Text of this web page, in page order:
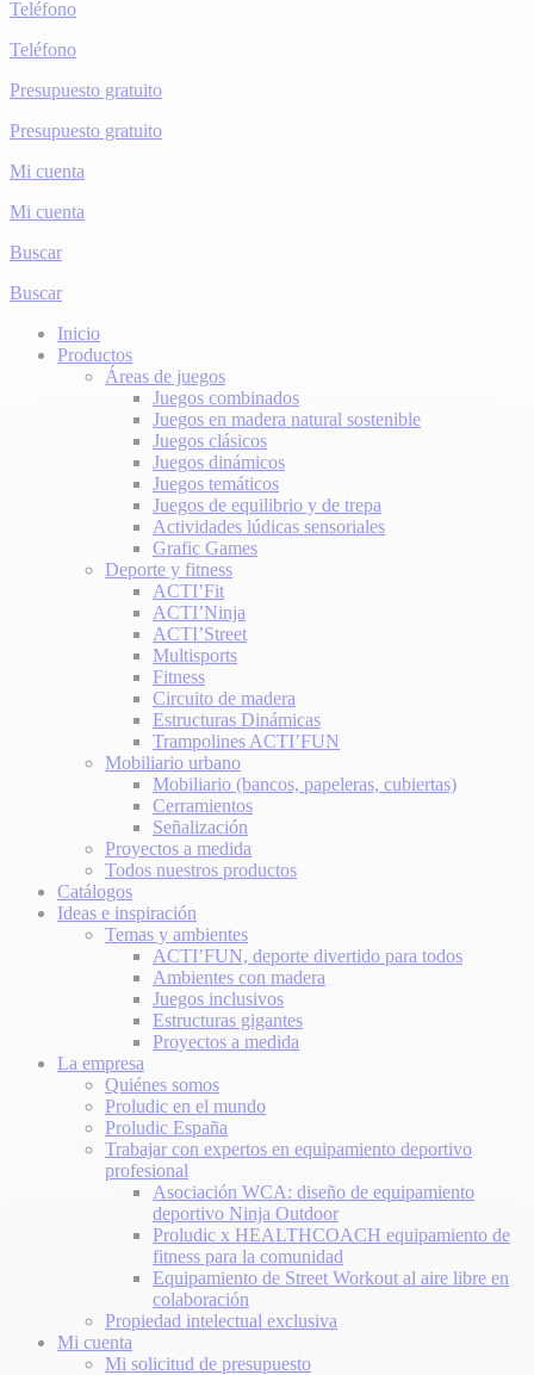
Teléfono
Teléfono
Presupuesto gratuito
Presupuesto gratuito
Mi cuenta
Mi cuenta
Buscar
Buscar
Inicio
Productos
Áreas de juegos
Juegos combinados
Juegos en madera natural sostenible
Juegos clásicos
Juegos dinámicos
Juegos temáticos
Juegos de equilibrio y de trepa
Actividades lúdicas sensoriales
Grafic Games
Deporte y fitness
ACTI’Fit
ACTI’Ninja
ACTI’Street
Multisports
Fitness
Circuito de madera
Estructuras Dinámicas
Trampolines ACTI’FUN
Mobiliario urbano
Mobiliario (bancos, papeleras, cubiertas)
Cerramientos
Señalización
Proyectos a medida
Todos nuestros productos
Catálogos
Ideas e inspiración
Temas y ambientes
ACTI’FUN, deporte divertido para todos
Ambientes con madera
Juegos inclusivos
Estructuras gigantes
Proyectos a medida
La empresa
Quiénes somos
Proludic en el mundo
Proludic España
Trabajar con expertos en equipamiento deportivo
profesional
Asociación WCA: diseño de equipamiento
deportivo Ninja Outdoor
Proludic x HEALTHCOACH equipamiento de
fitness para la comunidad
Equipamiento de Street Workout al aire libre en
colaboración
Propiedad intelectual exclusiva
Mi cuenta
Mi solicitud de presupuesto